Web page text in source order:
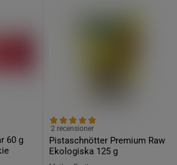
60 g
Pistaschnötter Premium Raw
Ekologiska 125 g
2 recensioner